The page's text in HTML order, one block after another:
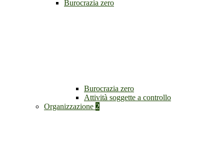
Burocrazia zero
Burocrazia zero
Attività soggette a controllo
Organizzazione 2